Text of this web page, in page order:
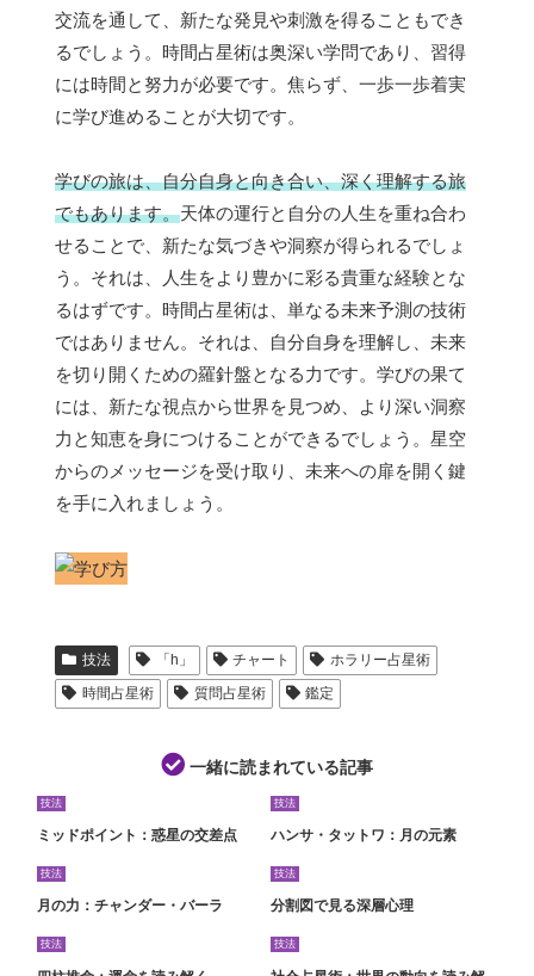
交流を通して、新たな発見や刺激を得ることもでき
るでしょう。時間占星術は奥深い学問であり、習得
には時間と努力が必要です。焦らず、一歩一歩着実
に学び進めることが大切です。
学びの旅は、自分自身と向き合い、深く理解する旅
でもあります。天体の運行と自分の人生を重ね合わ
せることで、新たな気づきや洞察が得られるでしょ
う。それは、人生をより豊かに彩る貴重な経験とな
るはずです。時間占星術は、単なる未来予測の技術
ではありません。それは、自分自身を理解し、未来
を切り開くための羅針盤となる力です。学びの果て
には、新たな視点から世界を見つめ、より深い洞察
力と知恵を身につけることができるでしょう。星空
からのメッセージを受け取り、未来への扉を開く鍵
を手に入れましょう。
技法 「h」 チャート
ホラリー占星術
時間占星術
質問占星術 鑑定
一緒に読まれている記事
技法
ミッドポイント：惑星の交差点
技法
ハンサ・タットワ：月の元素
技法
月の力：チャンダー・バーラ
技法
分割図で見る深層心理
技法 技法